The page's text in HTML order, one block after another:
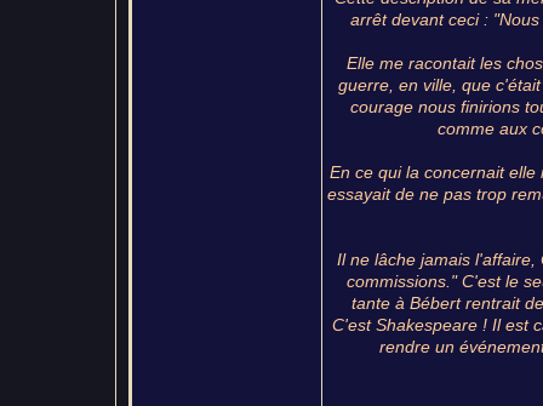
arrêt devant ceci :
Elle me racontait les
guerre, en ville, que
courage nous finirions
comme aux
En ce qui la concernait
essayait de ne pas trop
Il ne lâche jamais
commissions." C'est le
tante à Bébert rentrait
C'est Shakespeare ! Il est
rendre un